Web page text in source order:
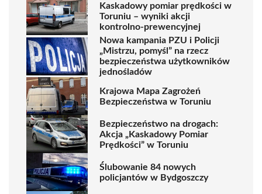
Kaskadowy pomiar prędkości w
Toruniu – wyniki akcji
kontrolno-prewencyjnej
Nowa kampania PZU i Policji
„Mistrzu, pomyśl” na rzecz
bezpieczeństwa użytkowników
jednośladów
Krajowa Mapa Zagrożeń
Bezpieczeństwa w Toruniu
Bezpieczeństwo na drogach:
Akcja „Kaskadowy Pomiar
Prędkości” w Toruniu
Ślubowanie 84 nowych
policjantów w Bydgoszczy